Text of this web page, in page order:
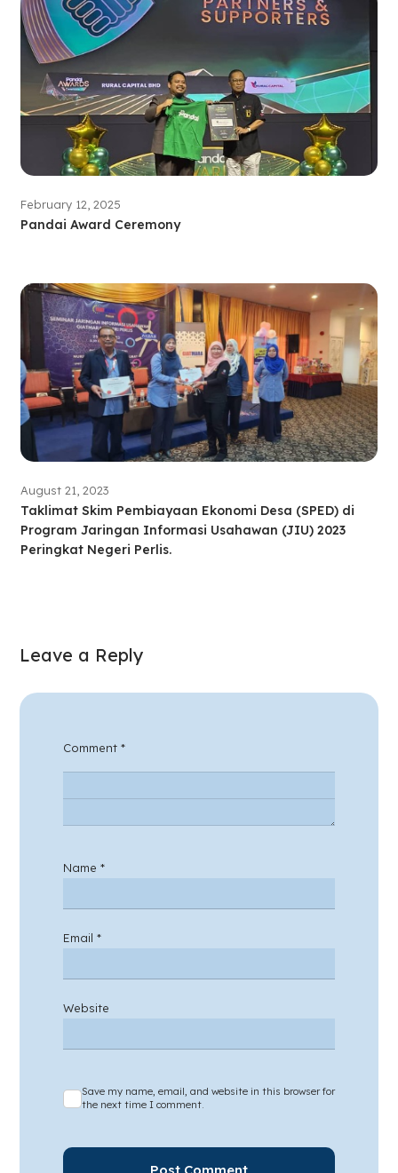
February 12, 2025
Pandai Award Ceremony
August 21, 2023
Taklimat Skim Pembiayaan Ekonomi Desa (SPED) di
Program Jaringan Informasi Usahawan (JIU) 2023
Peringkat Negeri Perlis.
Leave a Reply
Comment *
Name *
Email *
Website
Save my name, email, and website in this browser for
the next time I comment.